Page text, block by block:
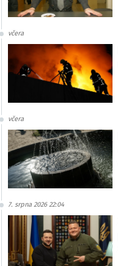
včera
včera
7. srpna 2026 22:04